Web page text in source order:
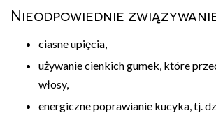
Nieodpowiednie
ciasne upięcia,
używanie cienkich gumek, które
włosy,
energiczne poprawianie kucyka, tj.